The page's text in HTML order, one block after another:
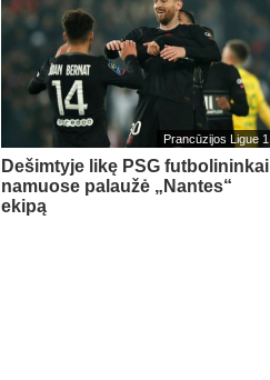
Prancūzijos Ligue 1
Dešimtyje likę PSG futbolininkai
namuose palaužė „Nantes“
ekipą